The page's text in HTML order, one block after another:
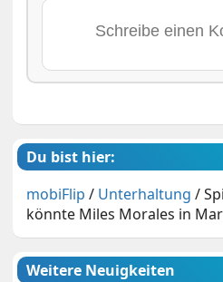
Du bist hier:
mobiFlip / Unterhaltung /
könnte Miles Morales in
Weitere Neuigkeiten